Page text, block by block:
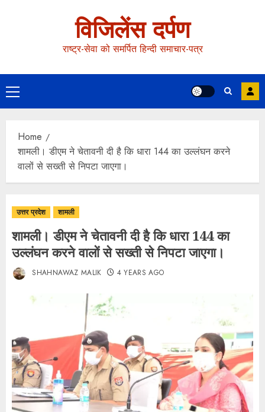
विजिलेंस दर्पण
राष्ट्र-सेवा को समर्पित हिन्दी समाचार-पत्र
Home
शामली। डीएम ने चेतावनी दी है कि धारा 144 का उल्लंघन करने
वालों से सख्ती से निपटा जाएगा।
उत्तर प्रदेश शामली
शामली। डीएम ने चेतावनी दी है कि धारा 144 का
उल्लंघन करने वालों से सख्ती से निपटा जाएगा।
SHAHNAWAZ MALIK 4 YEARS AGO